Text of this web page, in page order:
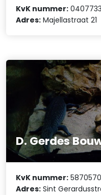
KvK nummer:
Adres: Majellastraat 21
D. Gerdes
KvK nummer:
Adres: Sint